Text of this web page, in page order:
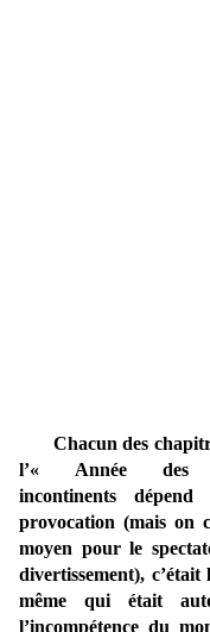
Chacun des
l’« Année des
incontinents
provocation (mais on
moyen pour le
divertissement),
même qui était
l’incompétence du